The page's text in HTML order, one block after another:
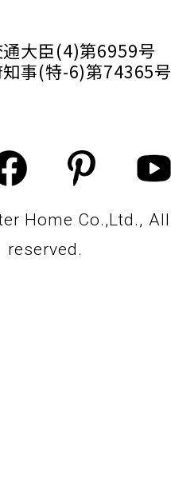
大臣(4)第6959号
事(特-6)第74365
Home Co.,Ltd.,
reserved.